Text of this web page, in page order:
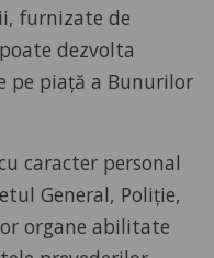
furnizate de
dezvolta
pe piață a Bunurilor
caracter personal
General, Poliție,
organe abilitate